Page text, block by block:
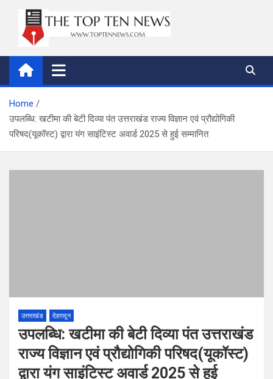
content
thetoptennews.com
Home
उपलब्धि: खटीमा की बेटी दिव्या पंत उत्तराखंड राज्य विज्ञान एवं प्रौद्योगिकी
परिषद(यूकॉस्ट) द्वारा यंग साइंटिस्ट अवार्ड 2025 से हुई सम्मानित
उत्तराखंड देहरादून
उपलब्धि: खटीमा की बेटी दिव्या पंत उत्तराखंड
राज्य विज्ञान एवं प्रौद्योगिकी परिषद(यूकॉस्ट)
द्वारा यंग साइंटिस्ट अवार्ड 2025 से हुई